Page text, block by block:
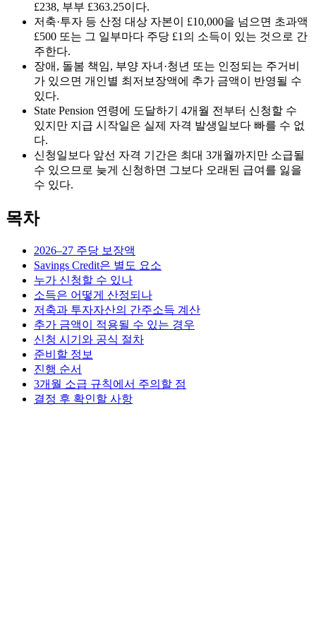
£238, 부부 £363.25이다.
저축·투자 등 산정 대상 자본이 £10,000을 넘으면 초과액
£500 또는 그 일부마다 주당 £1의 소득이 있는 것으로 간
주한다.
장애, 돌봄 책임, 부양 자녀·청년 또는 인정되는 주거비
가 있으면 개인별 최저보장액에 추가 금액이 반영될 수
있다.
State Pension 연령에 도달하기 4개월 전부터 신청할 수
있지만 지급 시작일은 실제 자격 발생일보다 빠를 수 없
다.
신청일보다 앞선 자격 기간은 최대 3개월까지만 소급될
수 있으므로 늦게 신청하면 그보다 오래된 급여를 잃을
수 있다.
목차
2026–27 주당 보장액
Savings Credit은 별도 요소
누가 신청할 수 있나
소득은 어떻게 산정되나
저축과 투자자산의 간주소득 계산
추가 금액이 적용될 수 있는 경우
신청 시기와 공식 절차
준비할 정보
진행 순서
3개월 소급 규칙에서 주의할 점
결정 후 확인할 사항